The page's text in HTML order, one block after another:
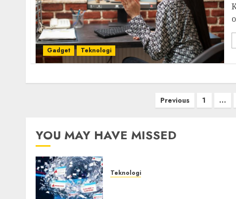
Gadget Teknologi
Previous 1 …
YOU MAY HAVE MISSED
Teknologi